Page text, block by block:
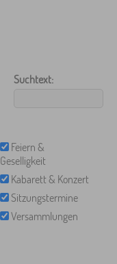
Suchtext:
Feiern &
Geselligkeit
Kabarett & Konzert
Sitzungstermine
Versammlungen